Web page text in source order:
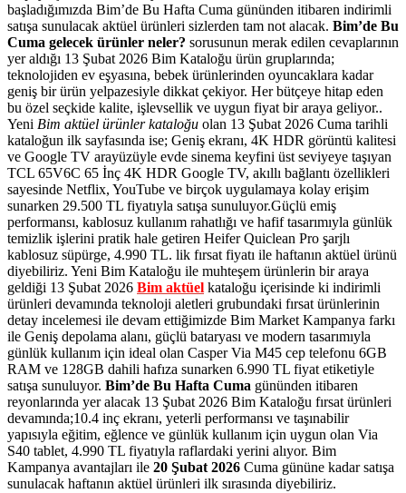
başladığımızda Bim’de Bu Hafta Cuma gününden itibaren indirimli
satışa sunulacak aktüel ürünleri sizlerden tam not alacak. Bim’de Bu
Cuma gelecek ürünler neler? sorusunun merak edilen cevaplarının
yer aldığı 13 Şubat 2026 Bim Kataloğu ürün gruplarında;
teknolojiden ev eşyasına, bebek ürünlerinden oyuncaklara kadar
geniş bir ürün yelpazesiyle dikkat çekiyor. Her bütçeye hitap eden
bu özel seçkide kalite, işlevsellik ve uygun fiyat bir araya geliyor..
Yeni Bim aktüel ürünler kataloğu olan 13 Şubat 2026 Cuma tarihli
kataloğun ilk sayfasında ise; Geniş ekranı, 4K HDR görüntü kalitesi
ve Google TV arayüzüyle evde sinema keyfini üst seviyeye taşıyan
TCL 65V6C 65 İnç 4K HDR Google TV, akıllı bağlantı özellikleri
sayesinde Netflix, YouTube ve birçok uygulamaya kolay erişim
sunarken 29.500 TL fiyatıyla satışa sunuluyor.Güçlü emiş
performansı, kablosuz kullanım rahatlığı ve hafif tasarımıyla günlük
temizlik işlerini pratik hale getiren Heifer Quiclean Pro şarjlı
kablosuz süpürge, 4.990 TL. lik fırsat fiyatı ile haftanın aktüel ürünü
diyebiliriz. Yeni Bim Kataloğu ile muhteşem ürünlerin bir araya
geldiği 13 Şubat 2026 Bim aktüel kataloğu içerisinde ki indirimli
ürünleri devamında teknoloji aletleri grubundaki fırsat ürünlerinin
detay incelemesi ile devam ettiğimizde Bim Market Kampanya farkı
ile Geniş depolama alanı, güçlü bataryası ve modern tasarımıyla
günlük kullanım için ideal olan Casper Via M45 cep telefonu 6GB
RAM ve 128GB dahili hafıza sunarken 6.990 TL fiyat etiketiyle
satışa sunuluyor. Bim’de Bu Hafta Cuma gününden itibaren
reyonlarında yer alacak 13 Şubat 2026 Bim Kataloğu fırsat ürünleri
devamında;10.4 inç ekranı, yeterli performansı ve taşınabilir
yapısıyla eğitim, eğlence ve günlük kullanım için uygun olan Via
S40 tablet, 4.990 TL fiyatıyla raflardaki yerini alıyor. Bim
Kampanya avantajları ile 20 Şubat 2026 Cuma gününe kadar satışa
sunulacak haftanın aktüel ürünleri ilk sırasında diyebiliriz.